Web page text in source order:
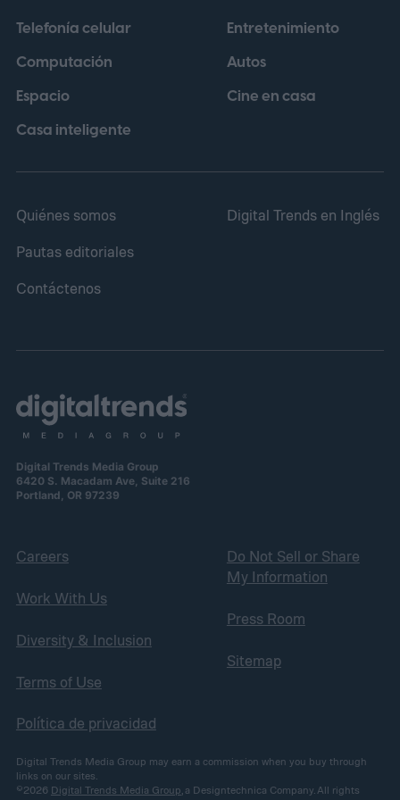
Esos detalles descartan los dos últimos
procesadores insignia Snapdragon de
Qualcomm.
Telefonía celular
Computación
Espacio
Casa inteligente
Entretenimiento
Autos
Cine en casa
Quiénes somos
Pautas editoriales
Contáctenos
Digital Trends en Inglés
Digital Trends Media Group
6420 S. Macadam Ave, Suite 216
Portland, OR 97239
Careers
Work With Us
Diversity & Inclusion
Terms of Use
Política de privacidad
Do Not Sell or Share
My Information
Press Room
Sitemap
Digital Trends Media Group may earn a commission when you buy through
links on our sites.
©2026 Digital Trends Media Group, a Designtechnica Company. All rights